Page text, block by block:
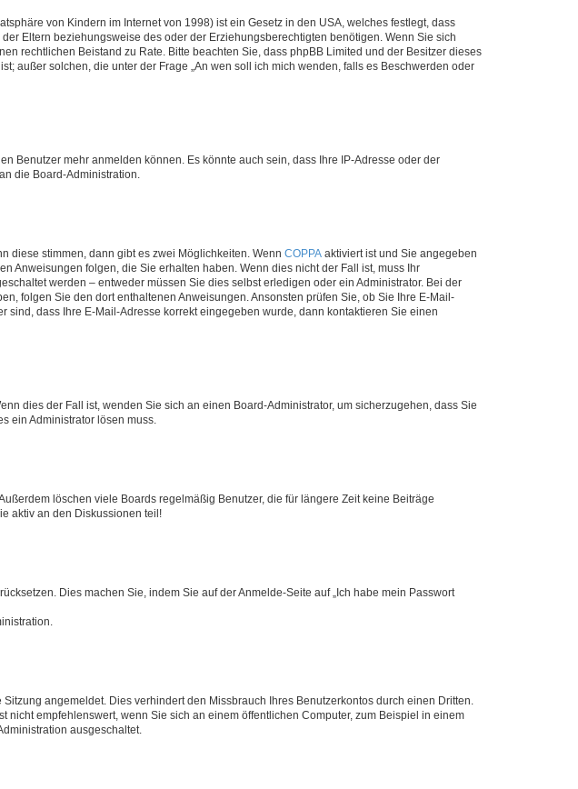
von Kindern im Internet von 1998) ist ein Gesetz in den USA, welches festlegt, dass
Eltern beziehungsweise des oder der Erziehungsberechtigten benötigen. Wenn Sie sich
rechtlichen Beistand zu Rate. Bitte beachten Sie, dass phpBB Limited und der Besitzer dieses
außer solchen, die unter der Frage „An wen soll ich mich wenden, falls es Beschwerden oder
Benutzer mehr anmelden können. Es könnte auch sein, dass Ihre IP-Adresse oder der
die Board-Administration.
diese stimmen, dann gibt es zwei Möglichkeiten. Wenn COPPA aktiviert ist und Sie angegeben
Anweisungen folgen, die Sie erhalten haben. Wenn dies nicht der Fall ist, muss Ihr
werden – entweder müssen Sie dies selbst erledigen oder ein Administrator. Bei der
folgen Sie den dort enthaltenen Anweisungen. Ansonsten prüfen Sie, ob Sie Ihre E-Mail-
dass Ihre E-Mail-Adresse korrekt eingegeben wurde, dann kontaktieren Sie einen
dies der Fall ist, wenden Sie sich an einen Board-Administrator, um sicherzugehen, dass Sie
ein Administrator lösen muss.
löschen viele Boards regelmäßig Benutzer, die für längere Zeit keine Beiträge
aktiv an den Diskussionen teil!
Dies machen Sie, indem Sie auf der Anmelde-Seite auf „Ich habe mein Passwort
angemeldet. Dies verhindert den Missbrauch Ihres Benutzerkontos durch einen Dritten.
empfehlenswert, wenn Sie sich an einem öffentlichen Computer, zum Beispiel in einem
ausgeschaltet.